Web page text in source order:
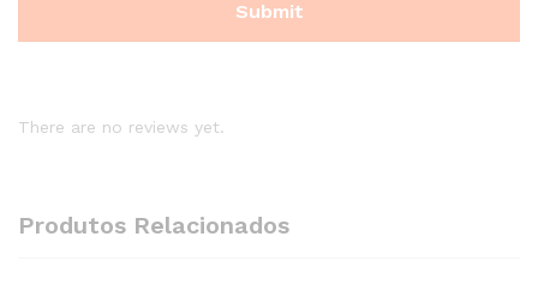
There are no reviews yet.
Produtos Relacionados